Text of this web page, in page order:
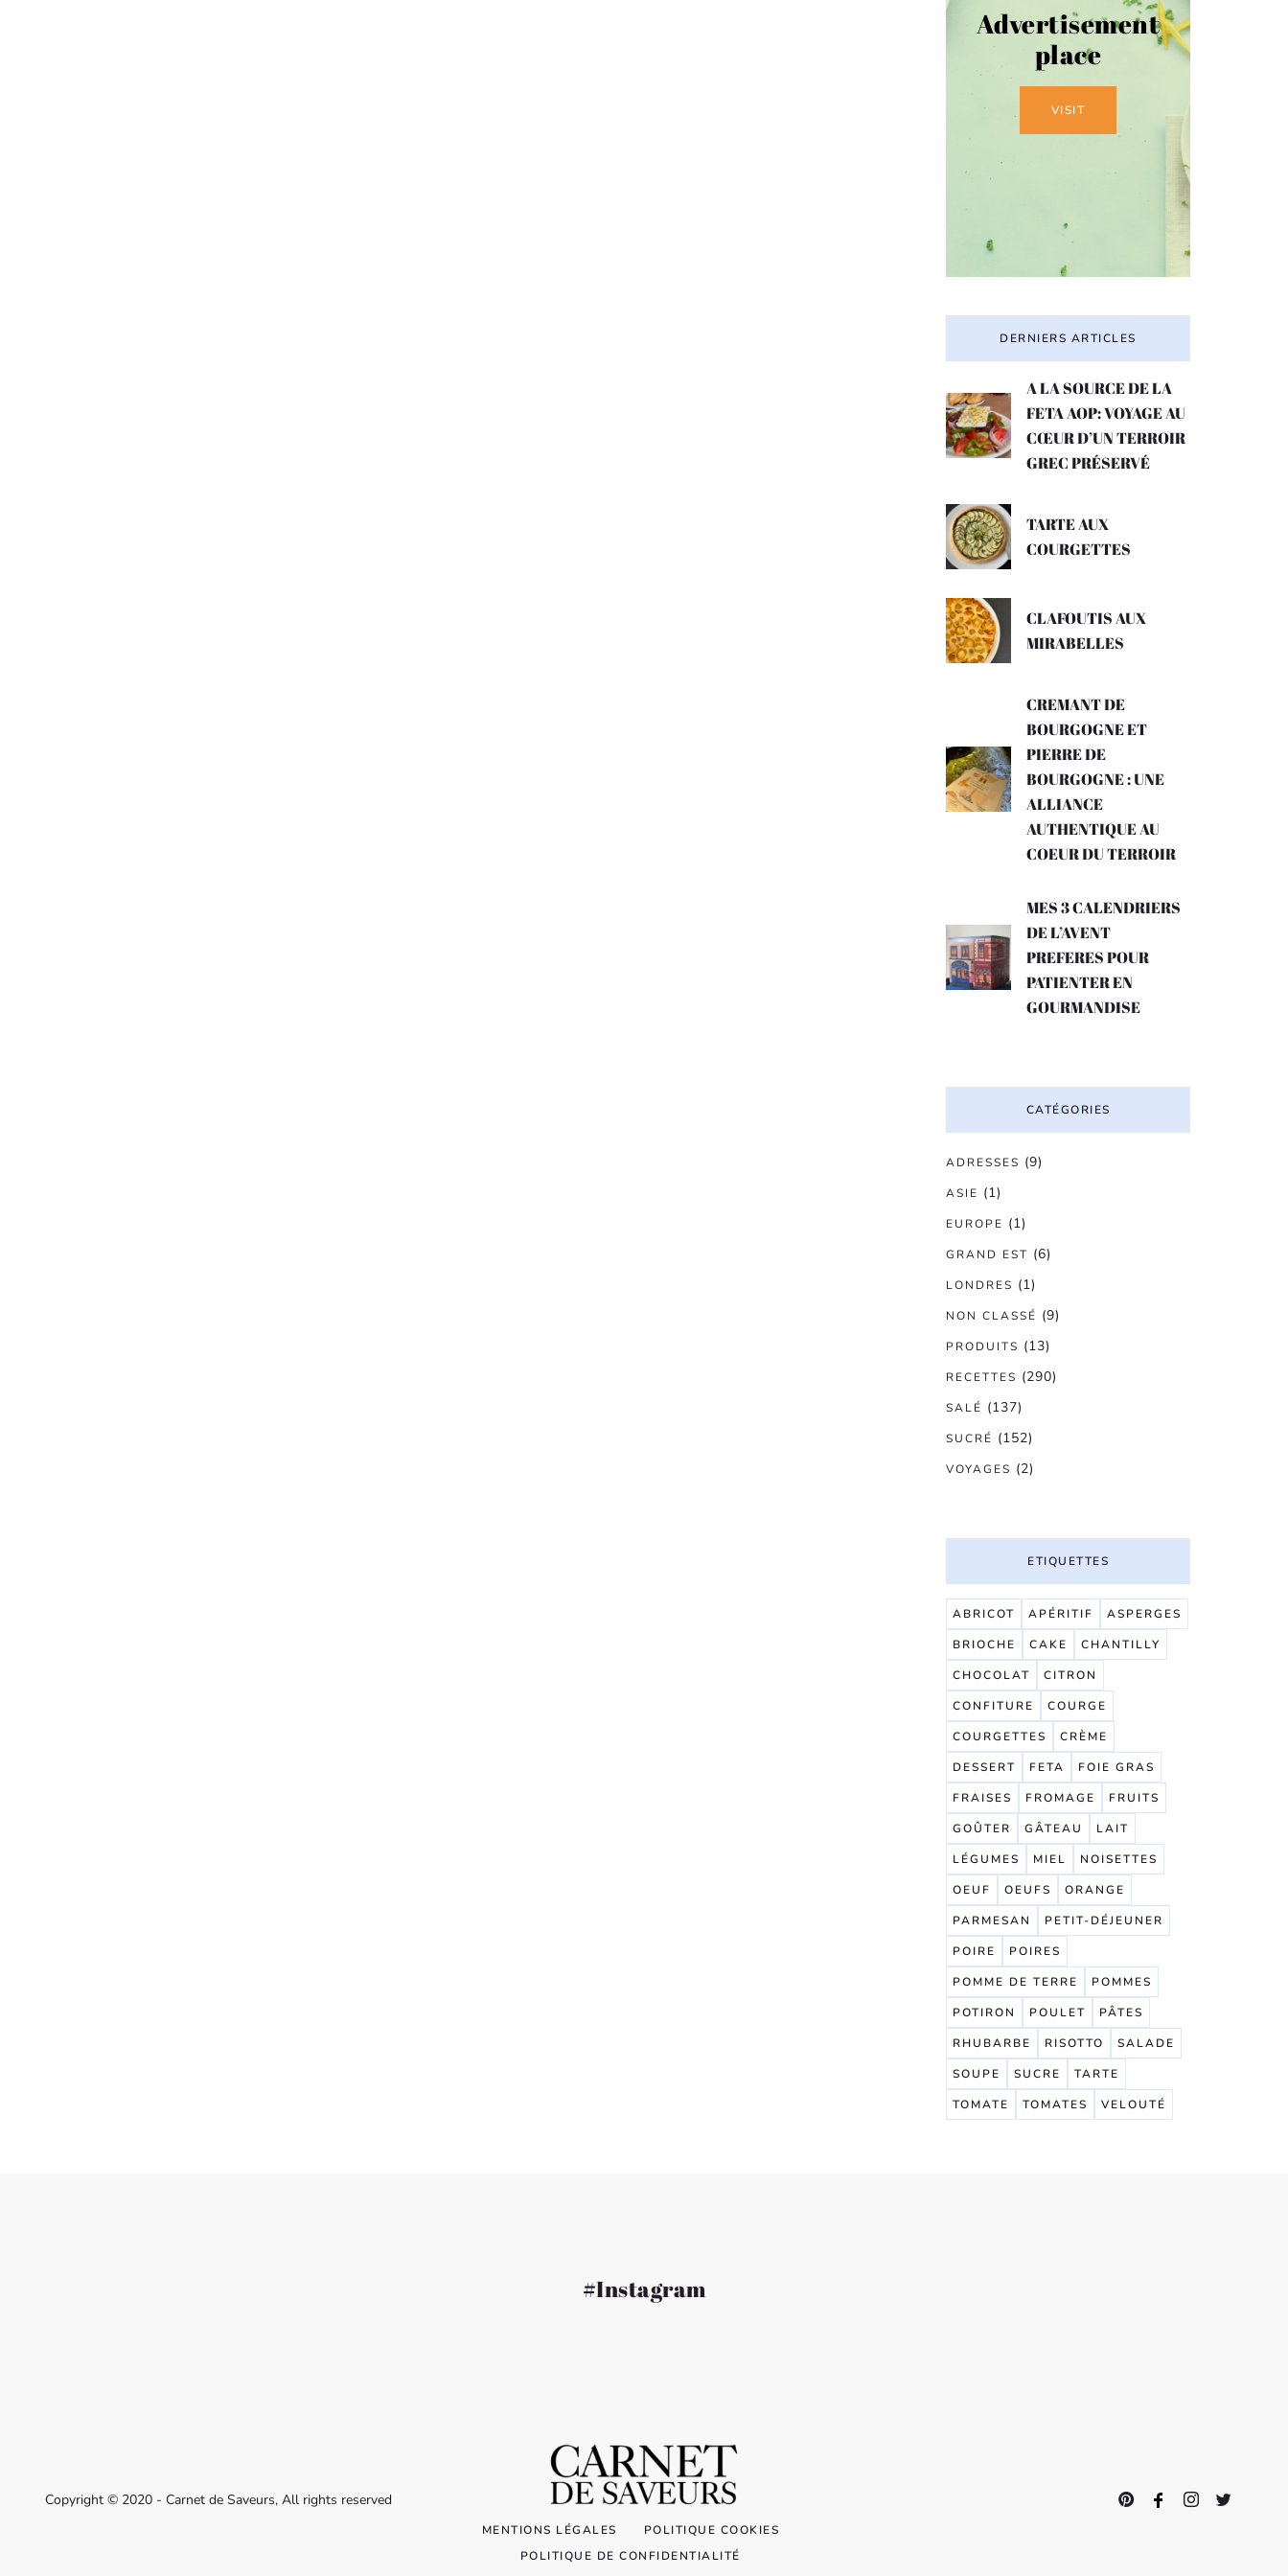
Advertisement
place
VISIT
DERNIERS ARTICLES
A LA SOURCE DE LA
FETA AOP: VOYAGE AU
CŒUR D’UN TERROIR
GREC PRÉSERVÉ
TARTE AUX
COURGETTES
CLAFOUTIS AUX
MIRABELLES
CREMANT DE
BOURGOGNE ET
PIERRE DE
BOURGOGNE : UNE
ALLIANCE
AUTHENTIQUE AU
COEUR DU TERROIR
MES 3 CALENDRIERS
DE L’AVENT
PREFERES POUR
PATIENTER EN
GOURMANDISE
CATÉGORIES
ADRESSES (9)
ASIE (1)
EUROPE (1)
GRAND EST (6)
LONDRES (1)
NON CLASSÉ (9)
PRODUITS (13)
RECETTES (290)
SALÉ (137)
SUCRÉ (152)
VOYAGES (2)
ETIQUETTES
ABRICOT APÉRITIF
ASPERGES
BRIOCHE
CAKE
CHANTILLY
CHOCOLAT
CITRON
CONFITURE
COURGE
COURGETTES
CRÈME
DESSERT
FETA
FOIE GRAS
FRAISES
FROMAGE
FRUITS
GOÛTER
GÂTEAU
LAIT
LÉGUMES
MIEL
NOISETTES
OEUF
OEUFS
ORANGE
PARMESAN
PETIT-DÉJEUNER
POIRE
POIRES
POMME DE TERRE
POMMES
POTIRON
POULET
PÂTES
RHUBARBE
RISOTTO
SALADE
SOUPE
SUCRE
TARTE
TOMATE
TOMATES VELOUTÉ
#Instagram
Copyright © 2020 - Carnet de Saveurs, All rights reserved
MENTIONS LÉGALES
POLITIQUE COOKIES
POLITIQUE DE CONFIDENTIALITÉ